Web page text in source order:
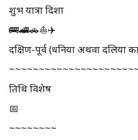
शुभ यात्रा दिशा
🚌🚄🚗⛵✈️
दक्षिण-पूर्व (धनिया अथवा दलिया
तिथि विशेष
📅
~~~~~~~~